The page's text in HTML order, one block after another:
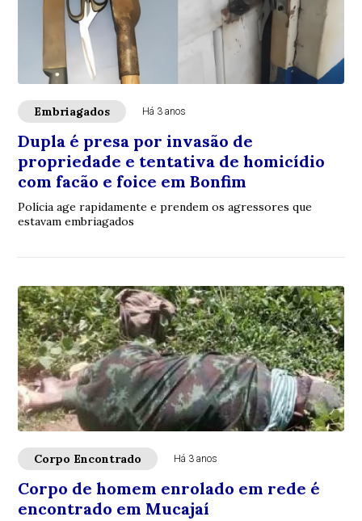
Embriagados Há 3 anos
Dupla é presa por invasão de
propriedade e tentativa de homicídio
com facão e foice em Bonfim
Polícia age rapidamente e prendem os agressores que
estavam embriagados
Corpo Encontrado Há 3 anos
Corpo de homem enrolado em rede é
encontrado em Mucajaí